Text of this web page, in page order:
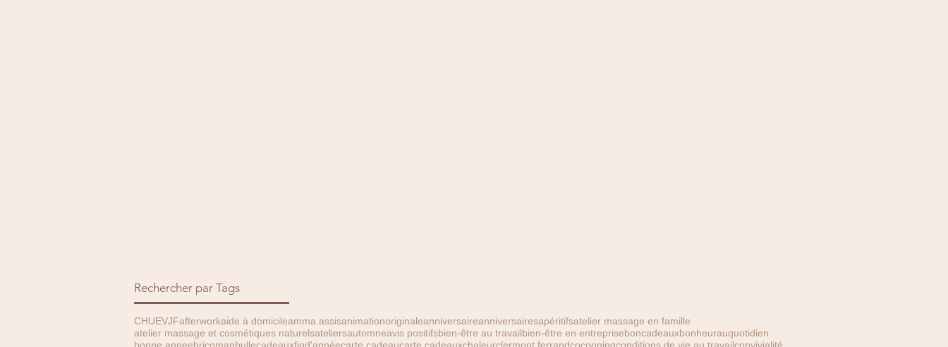
Rechercher par Tags
CHUEVJFafterworkaide à domicileamma assisanimationoriginaleanniversaireanniversairesapéritifsatelier massage en famille
atelier massage et cosmétiques naturelsateliersautomneavis positifsbien-être au travailbien-être en entrepriseboncadeauxbonheurauquotidien
bonne anneebricomanbullecadeauxfind'annéecarte cadeaucarte cadeauxchaleurclermont ferrandcocooningconditions de vie au travailconvivialité